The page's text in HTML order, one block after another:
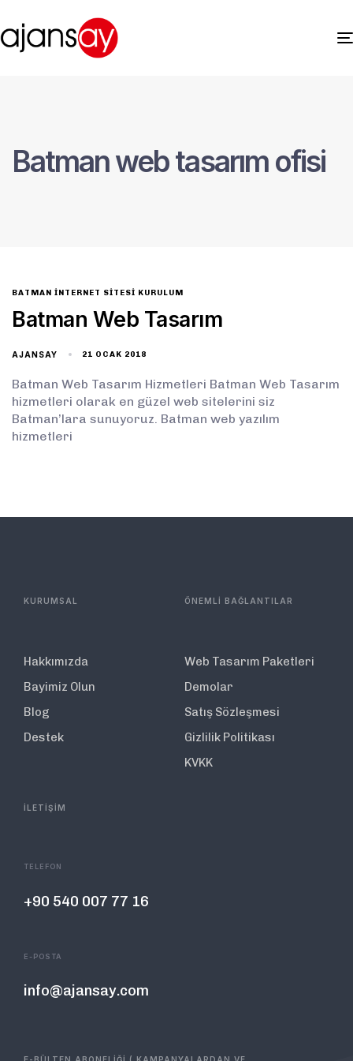
Batman web tasarım ofisi
BATMAN İNTERNET SITESI KURULUM
Batman Web Tasarım
AJANSAY 21 OCAK 2018
Batman Web Tasarım Hizmetleri Batman Web Tasarım
hizmetleri olarak en güzel web sitelerini siz
Batman’lara sunuyoruz. Batman web yazılım
hizmetleri
KURUMSAL
Hakkımızda
Bayimiz Olun
Blog
Destek
ÖNEMLİ BAĞLANTILAR
Web Tasarım Paketleri
Demolar
Satış Sözleşmesi
Gizlilik Politikası
KVKK
İLETİŞİM
TELEFON
+90 540 007 77 16
E-POSTA
info@ajansay.com